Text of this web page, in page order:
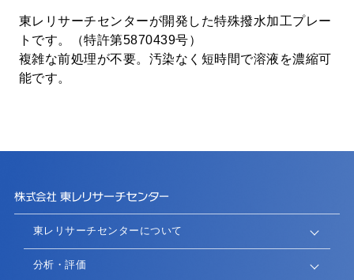
東レリサーチセンターが開発した特殊撥水加工プレー
トです。（特許第5870439号）
複雑な前処理が不要。汚染なく短時間で溶液を濃縮可
能です。
東レリサーチセンターについて
分析・評価